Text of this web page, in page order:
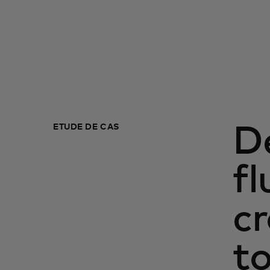
ÉTUDE DE CAS